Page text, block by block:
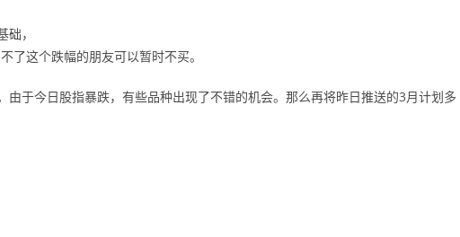
，
了这个跌幅的朋友可以暂时不买。
由于今日股指暴跌，有些品种出现了不错的机会。那么再将昨日推送的3月计划多